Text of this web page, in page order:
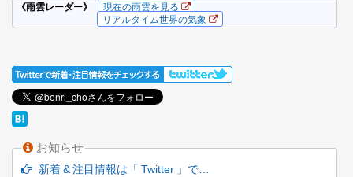
お知らせ
新着 & 注目情報は「 Twitter 」で…